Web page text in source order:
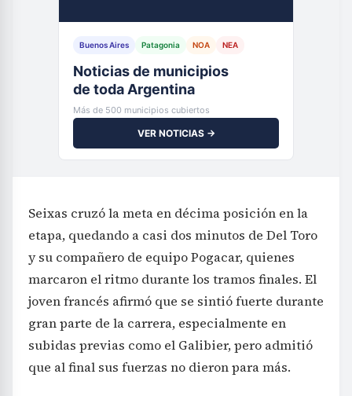
Buenos Aires Patagonia NOA NEA
Noticias de municipios
de toda Argentina
Más de 500 municipios cubiertos
VER NOTICIAS →
Seixas cruzó la meta en décima posición en la
etapa, quedando a casi dos minutos de Del Toro
y su compañero de equipo Pogacar, quienes
marcaron el ritmo durante los tramos finales. El
joven francés afirmó que se sintió fuerte durante
gran parte de la carrera, especialmente en
subidas previas como el Galibier, pero admitió
que al final sus fuerzas no dieron para más.